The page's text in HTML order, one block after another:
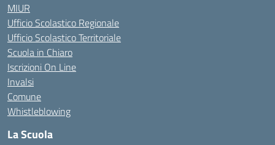
MIUR
Ufficio Scolastico Regionale
Ufficio Scolastico Territoriale
Scuola in Chiaro
Iscrizioni On Line
Invalsi
Comune
Whistleblowing
La Scuola